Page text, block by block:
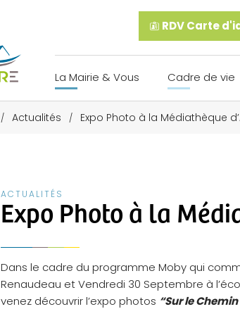
RDV Carte
La Mairie & Vous Cadre de vie
/ Actualités / Expo Photo à la Médiathèque
ACTUALITÉS
Expo Photo à la
Dans le cadre du programme Moby qui
Renaudeau et Vendredi 30 Septembre à
venez découvrir l’expo photos “Sur le